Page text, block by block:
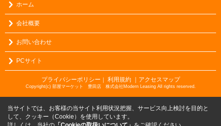
ホーム
会社概要
お問い合わせ
PCサイト
プライバシーポリシー ｜ 利用規約 ｜アクセスマップ
Copyright(c) 部屋マーケット 豊田店 株式会社Modern Leasing All rights reserved.
当サイトでは、お客様の当サイト利用状況把握、サービス向上検討を目的と
して、クッキー（Cookie）を使用しています。